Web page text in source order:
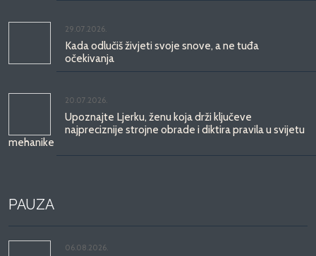
29.07.2026.
Kada odlučiš živjeti svoje snove, a ne tuđa
očekivanja
20.07.2026.
Upoznajte Ljerku, ženu koja drži ključeve
najpreciznije strojne obrade i diktira pravila u svijetu
mehanike
PAUZA
06.08.2026.